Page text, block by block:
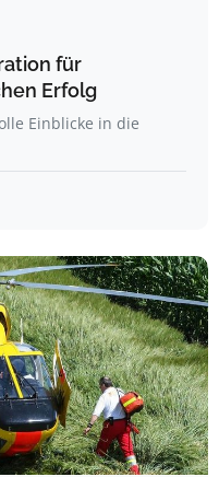
für
Erfolg
Einblicke in die